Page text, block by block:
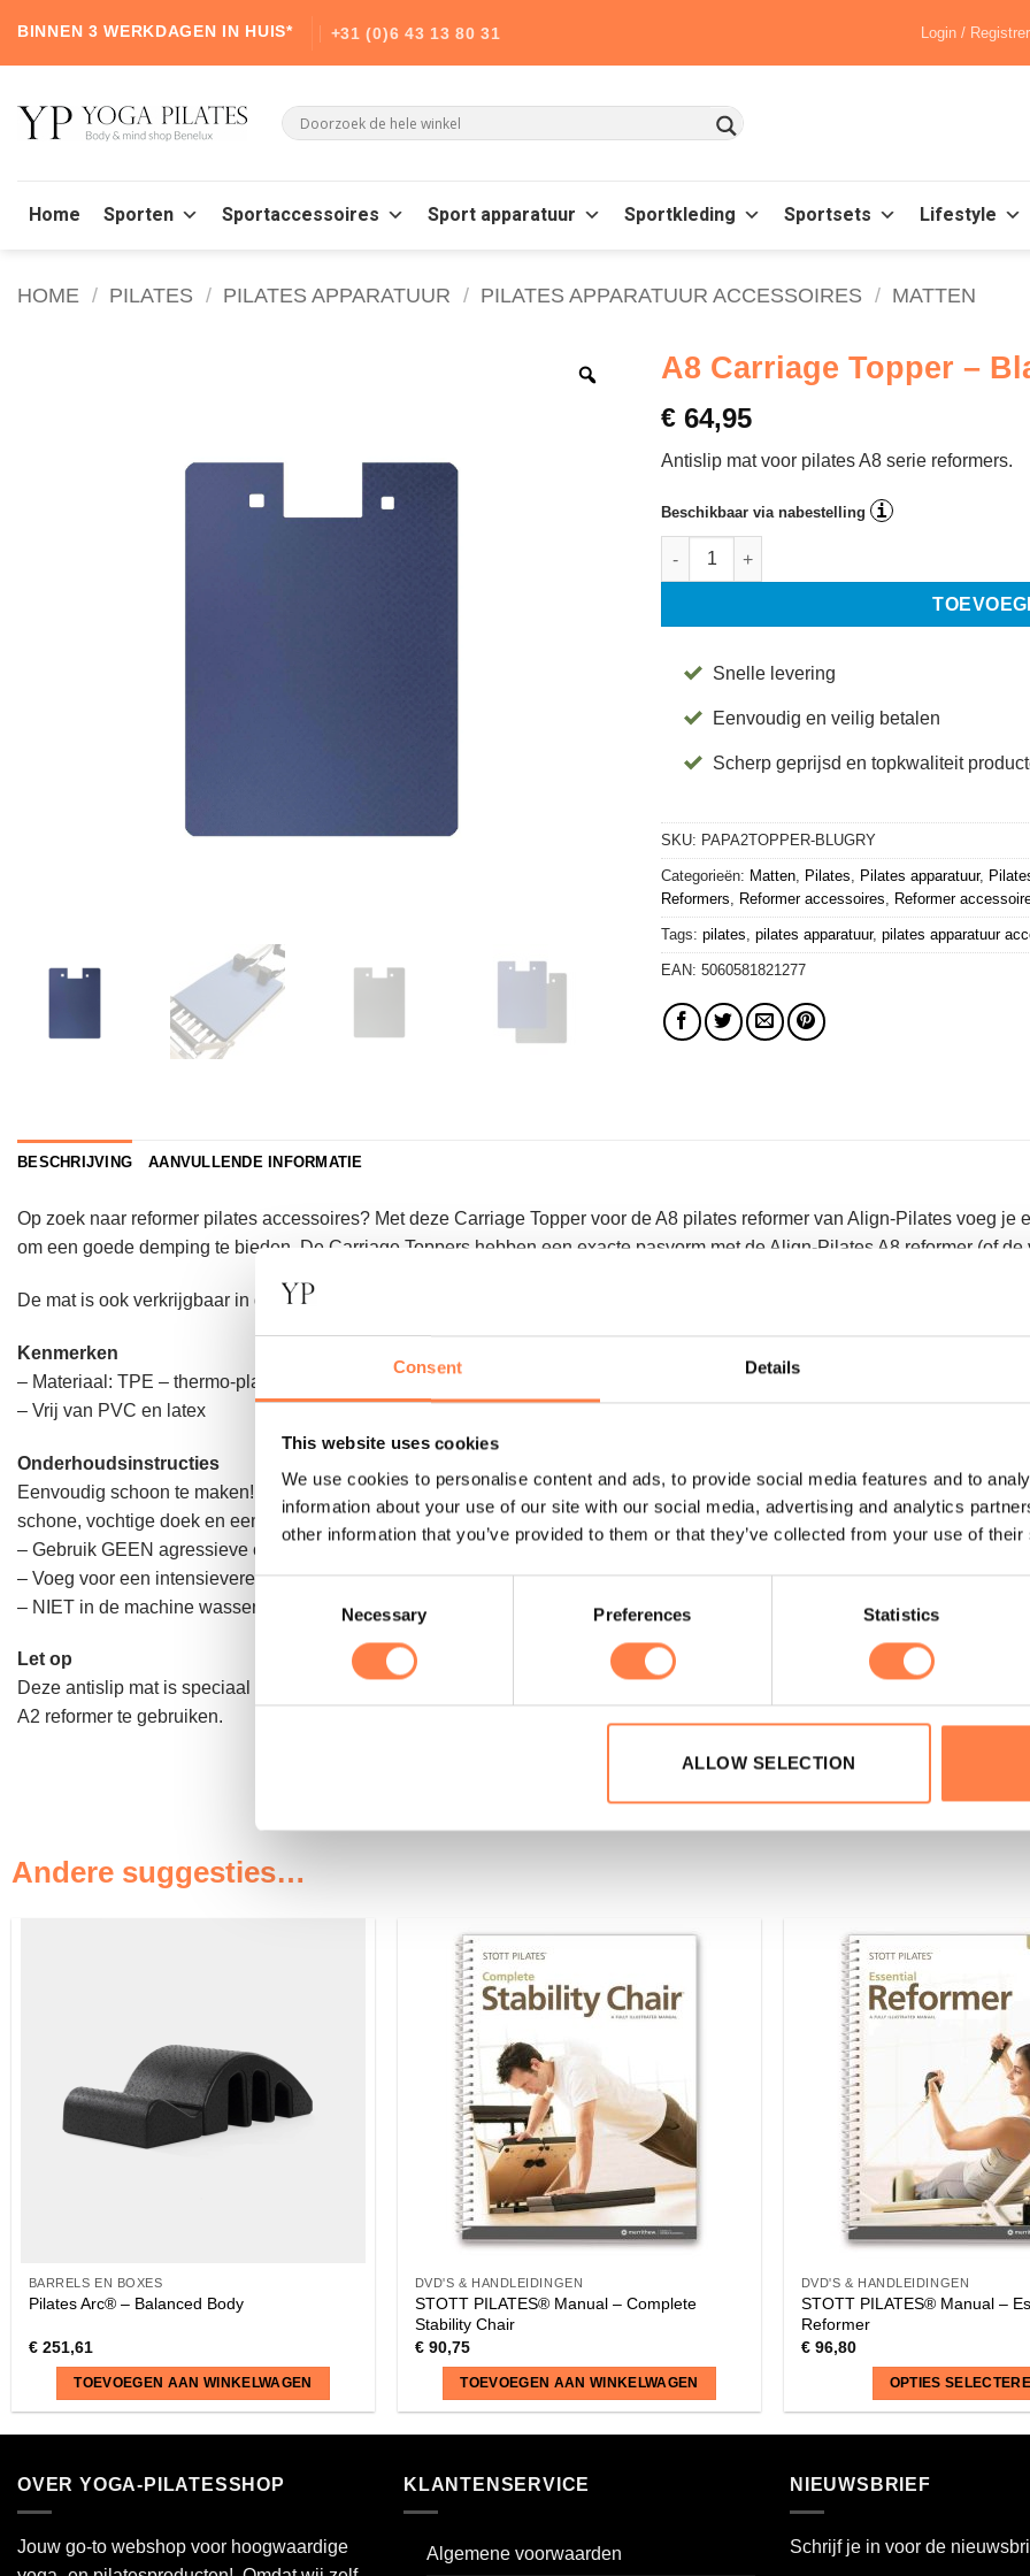
Consent Details
This website uses cookies
We use cookies to personalise content and ads, to provide social media features and to
information about your use of our site with our social media, advertising and analytics
other information that you’ve provided to them or that they’ve collected from your use of
Selection
Necessary Preferences Statistics
ALLOW SELECTION
content
BINNEN 3 WERKDAGEN IN HUIS* +31 (0)6 43 13 80 31 Login /
Home Sporten Sportaccessoires Sport apparatuur Sportkleding Sportsets Lifestyle
HOME / PILATES / PILATES APPARATUUR / PILATES APPARATUUR ACCESSOIRES / MATTEN
A8 Carriage Topper –
€ 64,95
Antislip mat voor pilates A8 serie reformers.
Beschikbaar via nabestelling i
A8 Carriage Topper - Blauw - Align-Pilates
Snelle levering
Eenvoudig en veilig betalen
Scherp geprijsd en topkwaliteit
SKU: PAPA2TOPPER-BLUGRY
Categorieën: Matten, Pilates, Pilates apparatuur,
Reformers, Reformer accessoires, Reformer
Tags: pilates, pilates apparatuur, pilates apparatuur
EAN: 5060581821277
BESCHRIJVING AANVULLENDE INFORMATIE
Op zoek naar reformer pilates accessoires? Met deze Carriage Topper voor de A8 pilates reformer van Align-Pilates voeg
om een goede demping te bieden. De Carriage Toppers hebben een exacte pasvorm met de Align-Pilates A8 reformer (of de
De mat is ook verkrijgbaar in de kleur
Kenmerken
– Materiaal: TPE – thermo-plastic elastomeer; recyclebaar en afbreekbaar. Geen interne mesh omdat de mat onafhankelijk
– Vrij van PVC en latex
Onderhoudsinstructies
Eenvoudig schoon te maken! De Align-Pilates A8 Carriage Topper is gemaakt van gesloten celschuim (TPE), dus het is
schone, vochtige doek en een kleine hoeveelheid (milieuvriendelijke) zeep met water.
– Gebruik GEEN agressieve chemicaliën op de mat en zorg ervoor dat je de mat niet te hard schrobt, want dit kan het
– Voeg voor een intensievere reiniging 200 ml witte azijn toe aan een bad met warm water en laat dit maximaal 30 minuten
– NIET in de machine wassen of een centrifuge uitvoeren of centrifugeren.
Let op
Deze antislip mat is speciaal ontworpen voor de Align-Pilates A-serie reformers, vanwege de grootte van de wagen en de
A2 reformer te gebruiken.
Andere suggesties…
BARRELS EN BOXES
Pilates Arc® – Balanced Body
€251,61
TOEVOEGEN AAN WINKELWAGEN
DVD'S & HANDLEIDINGEN
STOTT PILATES® Manual – Complete
Stability Chair
€90,75
TOEVOEGEN AAN WINKELWAGEN
DVD'S & HANDLEIDINGEN
STOTT PILATES® Manual –
Reformer
€96,80
OPTIES
heeft
Deze
OVER YOGA-PILATESSHOP
Jouw go-to webshop voor hoogwaardige
KLANTENSERVICE
Algemene voorwaarden
NIEUWSBRIEF
Schrijf je in voor de